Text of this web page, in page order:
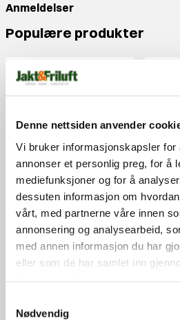
Denne nettsiden anvender
Vi bruker informasjonskapsler for
annonser et personlig preg, for å
mediefunksjoner og for å
dessuten informasjon om
vårt, med partnerne våre innen
annonsering og analysearbeid,
med annen informasjon du har
eller som de har samlet inn
Nødvendig
Anmeldelser
Populære produkter
Frankford Arsenal Hylsebrett
Hornady
6,5x57/
kr 130,00
Relaterte produkter